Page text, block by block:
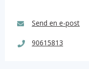
Send en e-post
90615813